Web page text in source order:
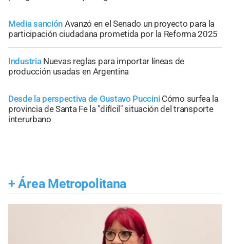
Media sanción Avanzó en el Senado un proyecto para la
participación ciudadana prometida por la Reforma 2025
Industria Nuevas reglas para importar líneas de
producción usadas en Argentina
Desde la perspectiva de Gustavo Puccini Cómo surfea la
provincia de Santa Fe la "difícil" situación del transporte
interurbano
+ Área Metropolitana